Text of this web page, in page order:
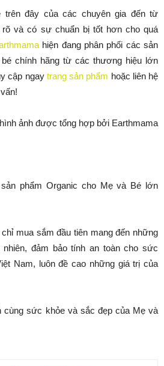
đây của các chuyên gia đến từ
rõ và có sự chuẩn bị tốt hơn cho quá
hiện đang phân phối các sản
chính hãng từ các thương hiệu lớn
cập ngay trang sản phẩm hoặc liên hệ
ảnh được tổng hợp bởi Earthmama
phẩm Organic cho Mẹ và Bé lớn
mua sắm đầu tiên mang đến những
đảm bảo tính an toàn cho sức
Nam, luôn đề cao những giá trị của
cùng sức khỏe và sắc đẹp của Mẹ và